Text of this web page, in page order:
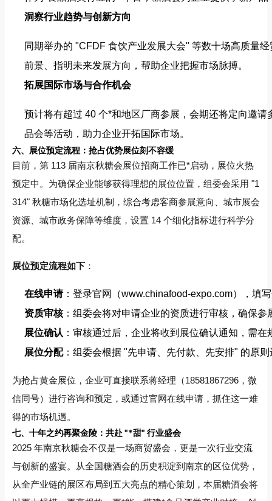
洞察行业趋势与创新方向
同期举办的 "CFDF 食饮产业发展大会" 等数十场高质量
前景、指明未来发展方向，帮助企业把握市场脉搏。
拓展国际市场与合作机会
预计将有超过 40 个*和地区厂商参展，会期还将定向邀
品会等活动，助力企业开拓国际市场。
六、展位预定流程：抢占优势展位刻不容缓
目前，第 113 届南京秋糖会展位招商工作已*启动，展位火热
预定中。为确保企业能够获得理想的展位位置，组委会采用 "1
314" 秋糖市场化选址机制，综合考虑客商参展意向、城市展会
资源、城市政务保障等维度，设置 14 个细化指标进行科学分
配。
展位预定流程如下 ：
在线申请：登录官网（www.chinafood-expo.com），填
资质审核：组委会将对申请企业的资质进行审核，确保参
展位确认 ：审核通过后，企业将收到展位确认通知，需
展位分配：组委会根据 "先申请、先付款、先安排" 的原
为抢占黄金展位，企业可直接联系蒋经理（18581867296，微
信同号）进行咨询和预定，或通过官网在线申请，抓住这一难
得的市场机遇。
七、十年之约再聚金陵：共赴 "*甜" 行业盛会
2025 年南京秋糖会不仅是一场商贸盛会，更是一次行业交流
与创新的盛宴。从全国糖酒会的历史积淀到南京的区位优势，
从全产业链的展区布局到五大亮点的精心策划，本届糖酒会将